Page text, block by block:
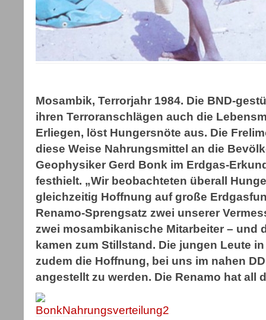
Mosambik, Terrorjahr 1984. Die BND-
ihren Terroranschlägen auch die
Erliegen, löst Hungersnöte aus. Die
diese Weise Nahrungsmittel an die
Geophysiker Gerd Bonk im Erdgas-
festhielt. „Wir beobachteten überall
gleichzeitig Hoffnung auf große
Renamo-Sprengsatz zwei unserer
zwei mosambikanische Mitarbeiter – und
kamen zum Stillstand. Die jungen Leute
zudem die Hoffnung, bei uns im nahen
angestellt zu werden. Die Renamo hat all